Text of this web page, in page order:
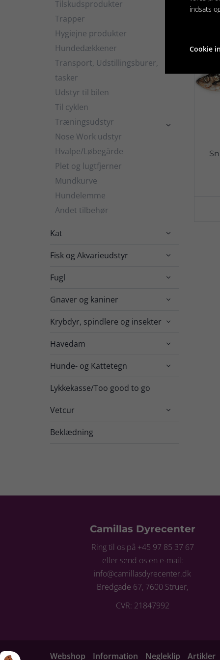
Tilskudsprodukter
Trapper
Hygiejne produkter
Hundedækkener
Transport, Udstillingsburer,
tasker
Udstyr til bilen
Til cyklen
Træningsudstyr

Nose Work udstyr
Hvalpe/Løbegårde
Plet og lugtfjerner
Mundkurve
Hundelemme
Andet tilbehør
Kat 
Fisk og Akvarieudstyr 
Fugl 
Gnaver og kaniner 
Krybdyr, spindlere og insekter 
Havedam 
Hunde- og Kattetegn 
Lykkekasse/Too good to go
Vetcur 
Beklædning
Camillas Dyrecenter
Ring til os på +45 97 85 37 67
eller send os en e-mail:
info@camillasdyrecenter.dk
Bredgade 67, 7600 Struer,
CVR: 21847992
Webshop Information Negleklip Artikler
indsats
Cookie